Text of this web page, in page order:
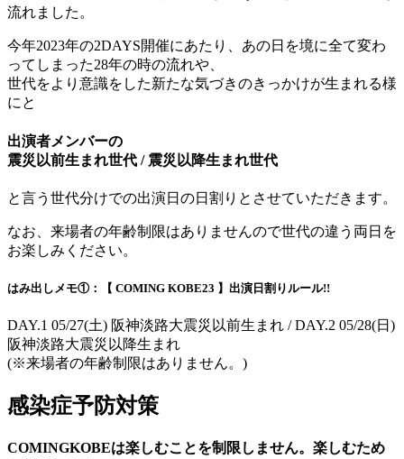
流れました。
今年2023年の2DAYS開催にあたり、あの日を境に全て変わ
ってしまった28年の時の流れや、
世代をより意識をした新たな気づきのきっかけが生まれる様
にと
出演者メンバーの
震災以前生まれ世代 / 震災以降生まれ世代
と言う世代分けでの出演日の日割りとさせていただきます。
なお、来場者の年齢制限はありませんので世代の違う両日を
お楽しみください。
はみ出しメモ①：【 COMING KOBE23 】出演日割りルール!!
DAY.1 05/27(土) 阪神淡路大震災以前生まれ / DAY.2 05/28(日)
阪神淡路大震災以降生まれ
(※来場者の年齢制限はありません。)
感染症予防対策
COMINGKOBEは楽しむことを制限しません。楽しむため